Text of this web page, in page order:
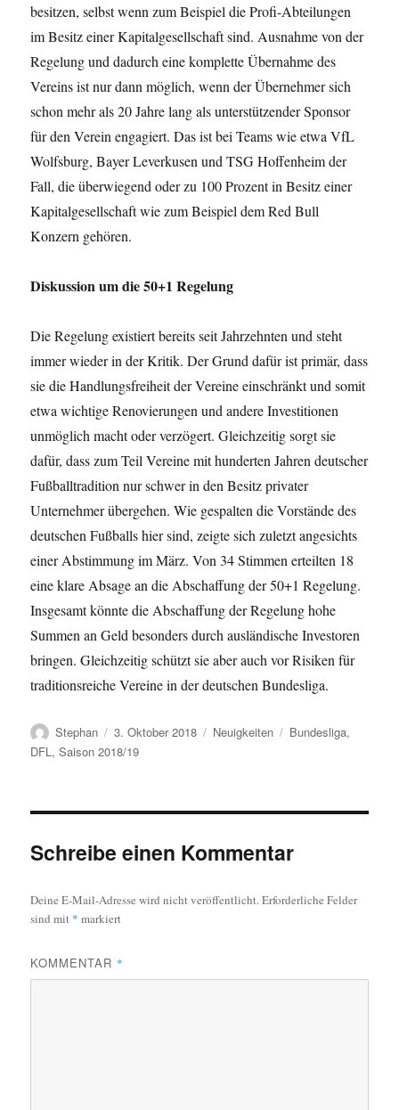
besitzen, selbst wenn zum Beispiel die Profi-Abteilungen
im Besitz einer Kapitalgesellschaft sind. Ausnahme von der
Regelung und dadurch eine komplette Übernahme des
Vereins ist nur dann möglich, wenn der Übernehmer sich
schon mehr als 20 Jahre lang als unterstützender Sponsor
für den Verein engagiert. Das ist bei Teams wie etwa VfL
Wolfsburg, Bayer Leverkusen und TSG Hoffenheim der
Fall, die überwiegend oder zu 100 Prozent in Besitz einer
Kapitalgesellschaft wie zum Beispiel dem Red Bull
Konzern gehören.
Diskussion um die 50+1 Regelung
Die Regelung existiert bereits seit Jahrzehnten und steht
immer wieder in der Kritik. Der Grund dafür ist primär, dass
sie die Handlungsfreiheit der Vereine einschränkt und somit
etwa wichtige Renovierungen und andere Investitionen
unmöglich macht oder verzögert. Gleichzeitig sorgt sie
dafür, dass zum Teil Vereine mit hunderten Jahren deutscher
Fußballtradition nur schwer in den Besitz privater
Unternehmer übergehen. Wie gespalten die Vorstände des
deutschen Fußballs hier sind, zeigte sich zuletzt angesichts
einer Abstimmung im März. Von 34 Stimmen erteilten 18
eine klare Absage an die Abschaffung der 50+1 Regelung.
Insgesamt könnte die Abschaffung der Regelung hohe
Summen an Geld besonders durch ausländische Investoren
bringen. Gleichzeitig schützt sie aber auch vor Risiken für
traditionsreiche Vereine in der deutschen Bundesliga.
Autor
Stephan
Veröffentlicht
am
3. Oktober 2018 Kategorien
Neuigkeiten Schlagwörter
Bundesliga,
DFL,Saison 2018/19
Schreibe einen Kommentar
Deine E-Mail-Adresse wird nicht veröffentlicht.Erforderliche Felder
sind mit * markiert
KOMMENTAR *